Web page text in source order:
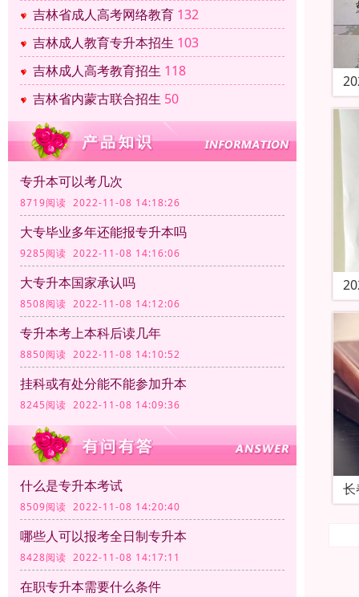
吉林省成人高考网络教育 132
吉林成人教育专升本招生 103
吉林成人高考教育招生 118
吉林省内蒙古联合招生 50
专升本可以考几次
8719阅读 2022-11-08 14:18:26
大专毕业多年还能报专升本吗
9285阅读 2022-11-08 14:16:06
大专升本国家承认吗
8508阅读 2022-11-08 14:12:06
专升本考上本科后读几年
8850阅读 2022-11-08 14:10:52
挂科或有处分能不能参加升本
8245阅读 2022-11-08 14:09:36
什么是专升本考试
8509阅读 2022-11-08 14:20:40
哪些人可以报考全日制专升本
8428阅读 2022-11-08 14:17:11
在职专升本需要什么条件
长